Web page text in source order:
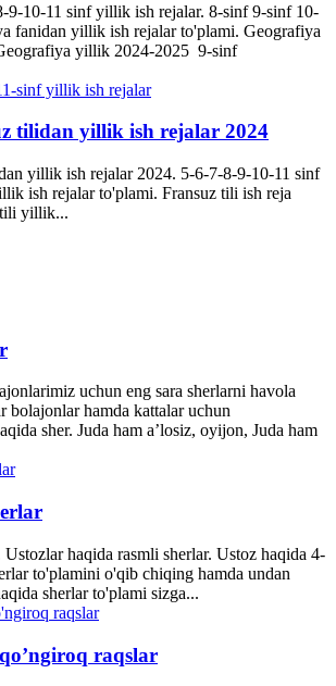
9-10-11 sinf yillik ish rejalar. 8-sinf 9-sinf 10-
fanidan yillik ish rejalar to'plami. Geografiya
yillik 2024-2025 9-sinf
tilidan yillik ish rejalar 2024
yillik ish rejalar 2024. 5-6-7-8-9-10-11 sinf
ish rejalar to'plami. Fransuz tili ish reja
tili yillik...
uchun eng sara sherlarni havola
bolajonlar hamda kattalar uchun
sher. Juda ham a’losiz, oyijon, Juda ham
Ustozlar haqida rasmli sherlar. Ustoz haqida 4-
to'plamini o'qib chiqing hamda undan
sherlar to'plami sizga...
raqslar